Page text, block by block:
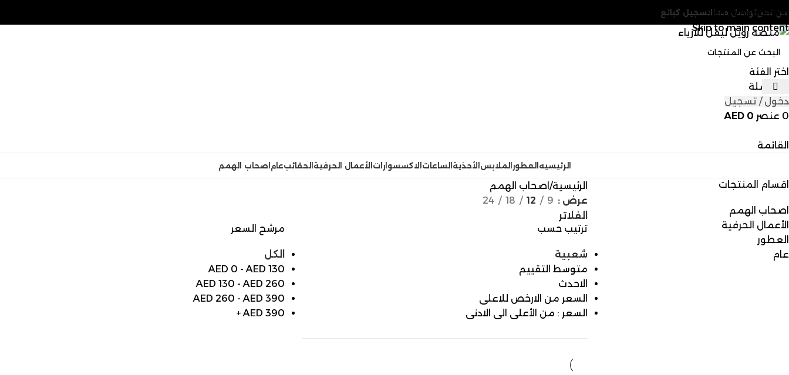
Skip to navigation
Skip to main content
من نحنتواصل معنا تسجيل كبائع
اختر الفئة
المفضلة
دخول / تسجيل
0 عنصر AED 0
القائمة
الرئيسيه العطور الملابس الأحذية الساعات الاكسسوارات الأعمال الحرفية الحقائبعام اصحاب الهمم
اقسام المنتجات
اصحاب الهمم
الأعمال الحرفية
العطور
عام
الرئيسية اصحاب الهمم
عرض
9
12
18
24
الفلاتر
ترتيب حسب
شعبية
متوسط التقييم
الاحدث
السعر من الارخص للاعلى
السعر : من الأعلى الى الادنى
مرشح السعر
الكل
AED 0 -AED 130
AED 130 -AED 260
AED 260 -AED 390
AED 390
+